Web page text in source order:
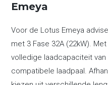
Emeya
Voor de Lotus Emeya
met 3 Fase 32A (22kW).
volledige laadcapaciteit van
compatibele laadpaal.